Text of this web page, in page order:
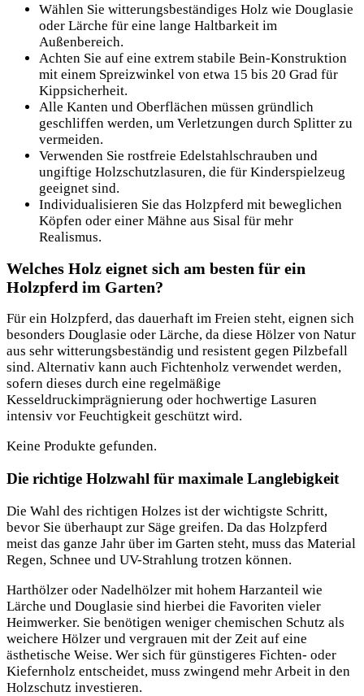
Wählen Sie witterungsbeständiges Holz wie Douglasie
oder Lärche für eine lange Haltbarkeit im
Außenbereich.
Achten Sie auf eine extrem stabile Bein-Konstruktion
mit einem Spreizwinkel von etwa 15 bis 20 Grad für
Kippsicherheit.
Alle Kanten und Oberflächen müssen gründlich
geschliffen werden, um Verletzungen durch Splitter zu
vermeiden.
Verwenden Sie rostfreie Edelstahlschrauben und
ungiftige Holzschutzlasuren, die für Kinderspielzeug
geeignet sind.
Individualisieren Sie das Holzpferd mit beweglichen
Köpfen oder einer Mähne aus Sisal für mehr
Realismus.
Welches Holz eignet sich am besten für ein
Holzpferd im Garten?
Für ein Holzpferd, das dauerhaft im Freien steht, eignen sich
besonders Douglasie oder Lärche, da diese Hölzer von Natur
aus sehr witterungsbeständig und resistent gegen Pilzbefall
sind. Alternativ kann auch Fichtenholz verwendet werden,
sofern dieses durch eine regelmäßige
Kesseldruckimprägnierung oder hochwertige Lasuren
intensiv vor Feuchtigkeit geschützt wird.
Keine Produkte gefunden.
Die richtige Holzwahl für maximale Langlebigkeit
Die Wahl des richtigen Holzes ist der wichtigste Schritt,
bevor Sie überhaupt zur Säge greifen. Da das Holzpferd
meist das ganze Jahr über im Garten steht, muss das Material
Regen, Schnee und UV-Strahlung trotzen können.
Harthölzer oder Nadelhölzer mit hohem Harzanteil wie
Lärche und Douglasie sind hierbei die Favoriten vieler
Heimwerker. Sie benötigen weniger chemischen Schutz als
weichere Hölzer und vergrauen mit der Zeit auf eine
ästhetische Weise. Wer sich für günstigeres Fichten- oder
Kiefernholz entscheidet, muss zwingend mehr Arbeit in den
Holzschutz investieren.